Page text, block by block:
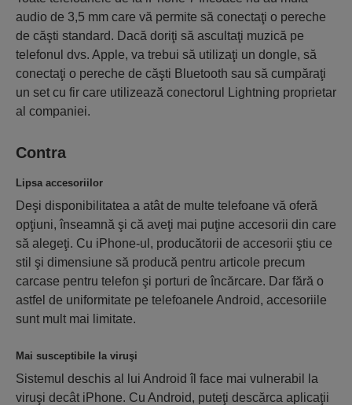
audio de 3,5 mm care vă permite să conectaţi o pereche
de căşti standard. Dacă doriţi să ascultaţi muzică pe
telefonul dvs. Apple, va trebui să utilizaţi un dongle, să
conectaţi o pereche de căşti Bluetooth sau să cumpăraţi
un set cu fir care utilizează conectorul Lightning proprietar
al companiei.
Contra
Lipsa accesoriilor
Deşi disponibilitatea a atât de multe telefoane vă oferă
opţiuni, înseamnă şi că aveţi mai puţine accesorii din care
să alegeţi. Cu iPhone-ul, producătorii de accesorii ştiu ce
stil şi dimensiune să producă pentru articole precum
carcase pentru telefon şi porturi de încărcare. Dar fără o
astfel de uniformitate pe telefoanele Android, accesoriile
sunt mult mai limitate.
Mai susceptibile la viruşi
Sistemul deschis al lui Android îl face mai vulnerabil la
viruşi decât iPhone. Cu Android, puteţi descărca aplicaţii